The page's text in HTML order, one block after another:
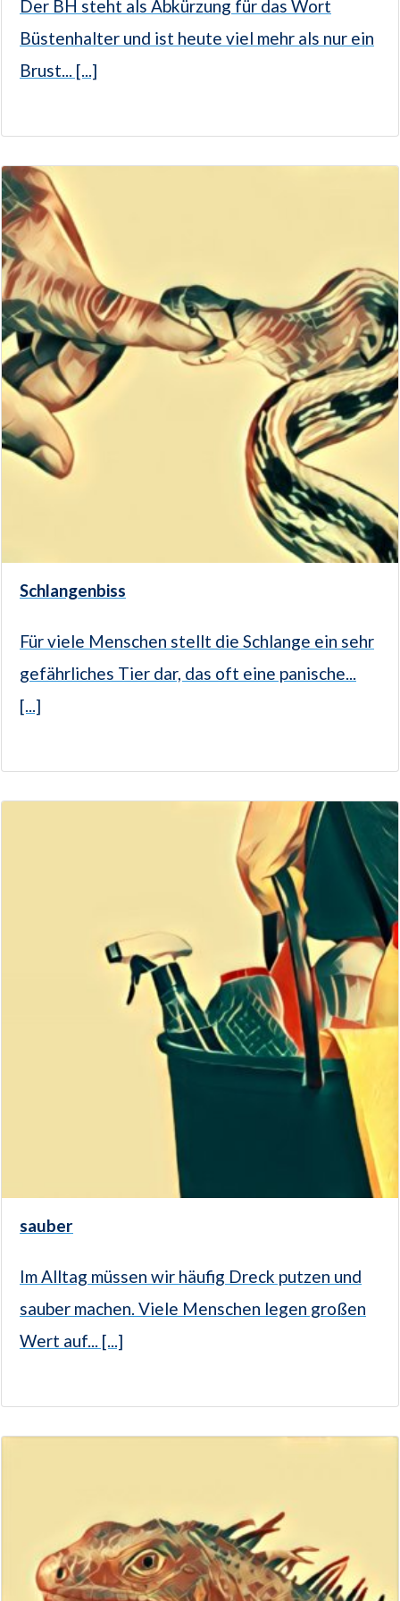
Der BH steht als Abkürzung für das Wort
Büstenhalter und ist heute viel mehr als nur ein
Brust... [...]
Schlangenbiss
Für viele Menschen stellt die Schlange ein sehr
gefährliches Tier dar, das oft eine panische...
[...]
sauber
Im Alltag müssen wir häufig Dreck putzen und
sauber machen. Viele Menschen legen großen
Wert auf... [...]